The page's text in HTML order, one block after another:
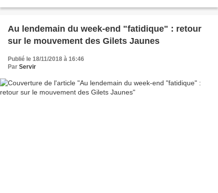
Au lendemain du week-end "fatidique" : retour
sur le mouvement des Gilets Jaunes
Publié le 18/11/2018 à 16:46
Par Servir